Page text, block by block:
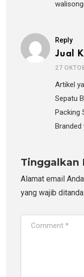
Reply
Jual
27
Artikel
Sepatu
Packing
Branded
Tinggalkan
Alamat email
yang wajib